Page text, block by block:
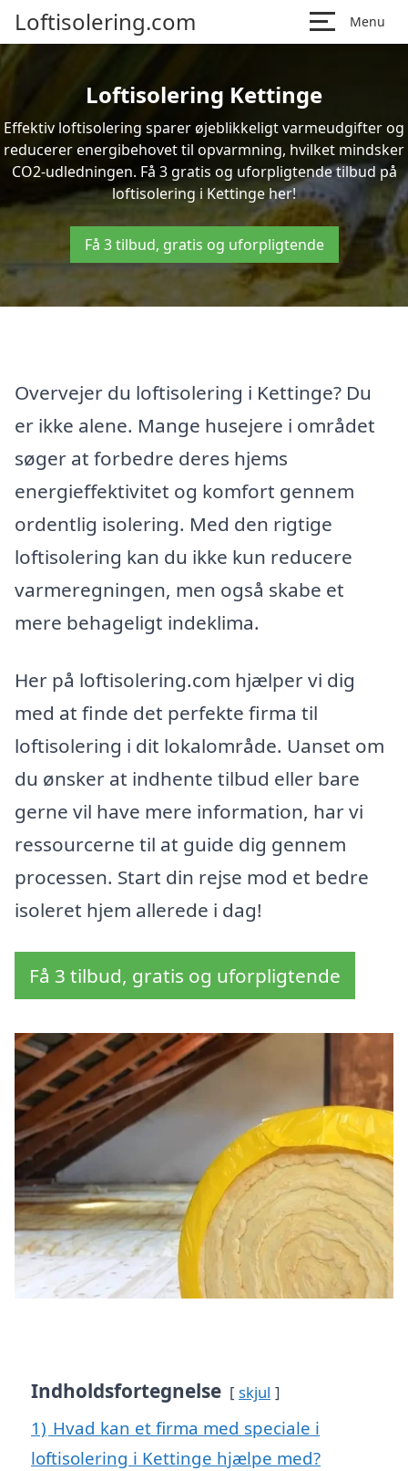
Loftisolering.com Menu
Loftisolering Kettinge
Effektiv loftisolering sparer øjeblikkeligt varmeudgifter og
reducerer energibehovet til opvarmning, hvilket mindsker
CO2-udledningen. Få 3 gratis og uforpligtende tilbud på
loftisolering i Kettinge her!
Få 3 tilbud, gratis og uforpligtende
Overvejer du loftisolering i Kettinge? Du
er ikke alene. Mange husejere i området
søger at forbedre deres hjems
energieffektivitet og komfort gennem
ordentlig isolering. Med den rigtige
loftisolering kan du ikke kun reducere
varmeregningen, men også skabe et
mere behageligt indeklima.
Her på loftisolering.com hjælper vi dig
med at finde det perfekte firma til
loftisolering i dit lokalområde. Uanset om
du ønsker at indhente tilbud eller bare
gerne vil have mere information, har vi
ressourcerne til at guide dig gennem
processen. Start din rejse mod et bedre
isoleret hjem allerede i dag!
Få 3 tilbud, gratis og uforpligtende
Indholdsfortegnelse skjul
1) Hvad kan et firma med speciale i
loftisolering i Kettinge hjælpe med?